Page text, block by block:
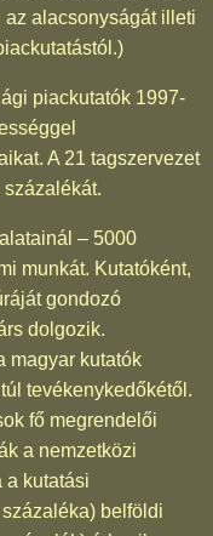
alacsonyságát illeti
piackutatók 1997-
A 21 tagszervezet
– 5000
munkát. Kutatóként,
gondozó
dolgozik.
magyar kutatók
tevékenykedőkétől.
fő megrendelői
a nemzetközi
a kutatási
belföldi